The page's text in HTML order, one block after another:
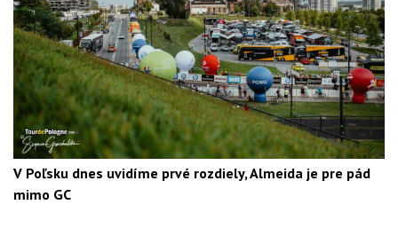
V Poľsku dnes uvidíme prvé rozdiely, Almeida je pre pád
mimo GC